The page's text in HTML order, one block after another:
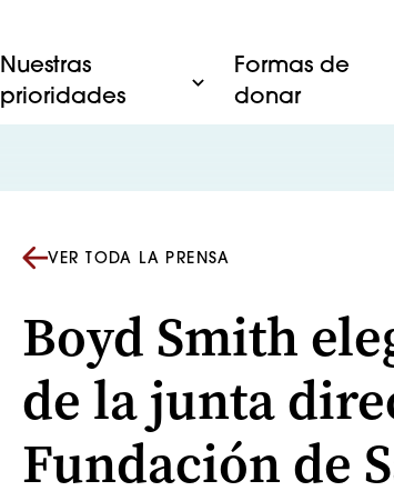
Nuestras
prioridades
Formas de
donar
VER TODA LA PRENSA
Boyd Smith
de la junta
Fundación de